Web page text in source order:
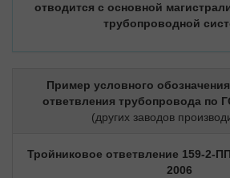
отводится с основной
трубопроводной
Пример условного
ответвления трубопровода по
(других заводов
Тройниковое ответвление 159-2-
2006